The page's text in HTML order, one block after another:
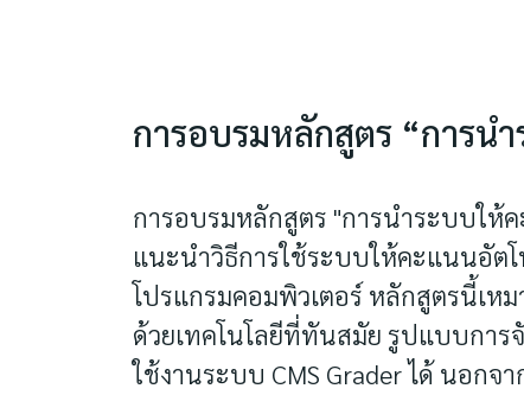
การอบรมหลักสูตร “การน
การอบรมหลักสูตร "การนำระบบให้
แนะนำวิธีการใช้ระบบให้คะแนนอัต
โปรแกรมคอมพิวเตอร์ หลักสูตรนี้เห
ด้วยเทคโนโลยีที่ทันสมัย รูปแบบการ
ใช้งานระบบ CMS Grader ได้ นอก